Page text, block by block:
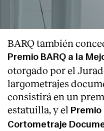
BARQ también
Premio BARQ a la
otorgado por el
largometrajes
consistirá en un
estatuilla, y el Premio
Cortometraje